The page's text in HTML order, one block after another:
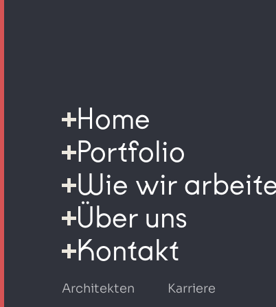
Home
Portfolio
Wie wir
Über uns
Kontakt
Architekten
Karriere